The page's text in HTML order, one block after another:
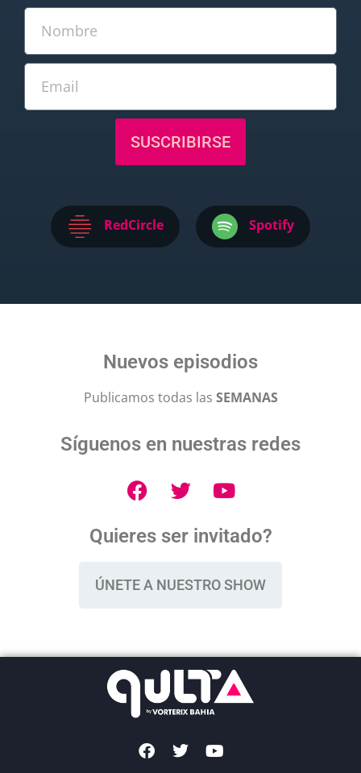
SUSCRIBIRSE
RedCircle Spotify
Nuevos episodios
Publicamos todas las SEMANAS
Síguenos en nuestras redes
Quieres ser invitado?
ÚNETE A NUESTRO SHOW